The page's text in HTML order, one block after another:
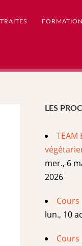
FORMATION
LES
TEAM
mer., 6
2026
lun., 10